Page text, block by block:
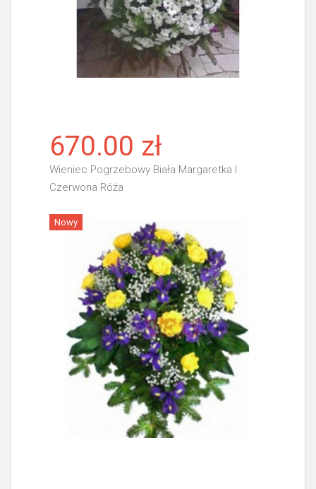
670.00 zł
Wieniec Pogrzebowy Biała Margaretka I
Czerwona Róża
Więcej
Nowy